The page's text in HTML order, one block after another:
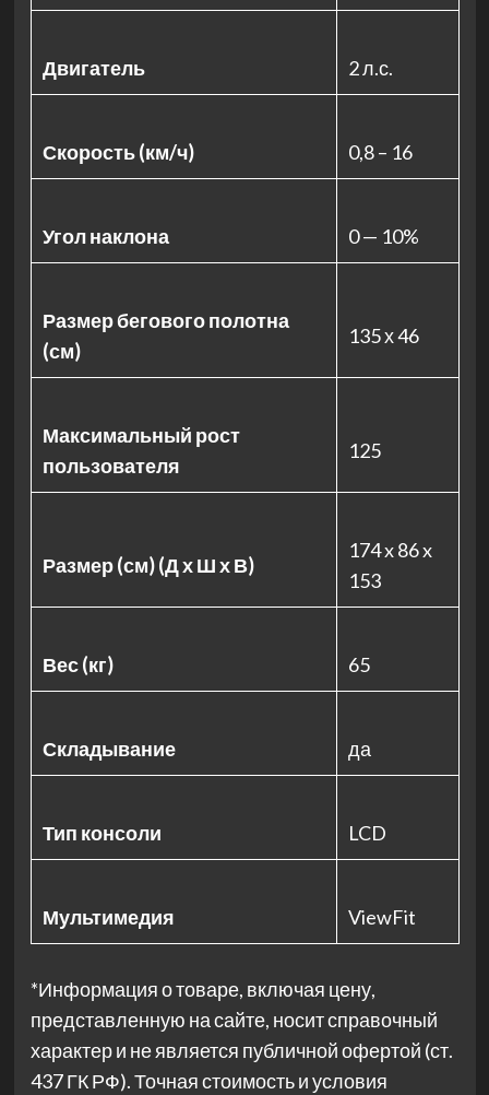
Двигатель 2 л.с.
Скорость (км/ч) 0,8 – 16
Угол наклона 0 — 10%
Размер бегового полотна
(см)
135 х 46
Максимальный рост
пользователя
125
Размер (см) (Д х Ш х В)
174 x 86 x
153
Вес (кг) 65
Складывание да
Тип консоли LCD
Мультимедия ViewFit
*Информация о товаре, включая цену,
представленную на сайте, носит справочный
характер и не является публичной офертой (ст.
437 ГК РФ). Точная стоимость и условия